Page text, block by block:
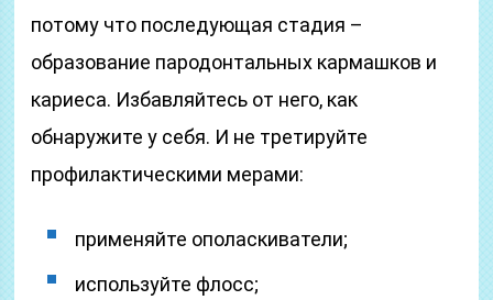
потому что последующая стадия –
образование пародонтальных кармашков и
кариеса. Избавляйтесь от него, как
обнаружите у себя. И не третируйте
профилактическими мерами:
применяйте ополаскиватели;
используйте флосс;